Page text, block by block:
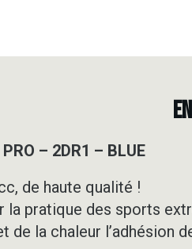
– 2DR1 – BLUE
de haute qualité !
la pratique des sports
de la chaleur l’adhésion